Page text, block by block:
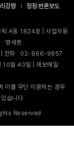
강령
정정·반론보도
릭 A동 1824호 | 사업자등
명세환
| 전화 : 02-866-9957
10월 40일 | 제보메일 :
이를 무단 이용하는 경우
습니다.
Reserved